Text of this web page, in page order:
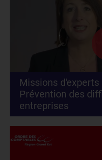
Missions d'experts
Prévention des
entreprises